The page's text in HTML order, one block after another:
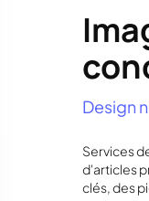
Design
Services
d'articles
clés, des